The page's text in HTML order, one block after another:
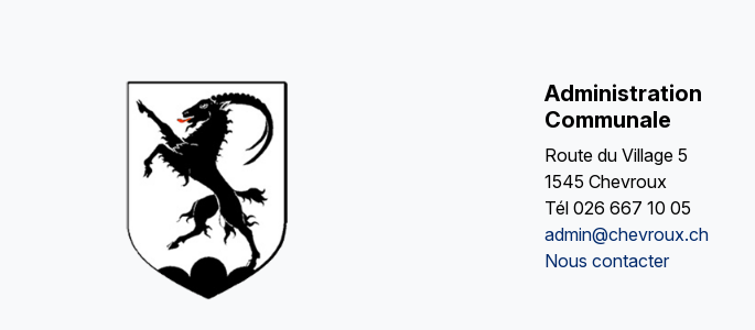
Administration
Communale
Route du Village 5
1545 Chevroux
Tél 026 667 10 05
admin@chevroux.ch
Nous contacter